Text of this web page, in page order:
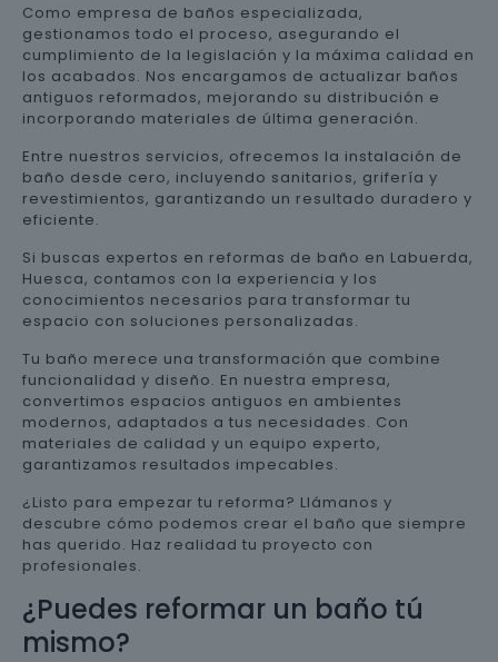
Como empresa de baños especializada,
gestionamos todo el proceso, asegurando el
cumplimiento de la legislación y la máxima calidad en
los acabados. Nos encargamos de actualizar baños
antiguos reformados, mejorando su distribución e
incorporando materiales de última generación.
Entre nuestros servicios, ofrecemos la instalación de
baño desde cero, incluyendo sanitarios, grifería y
revestimientos, garantizando un resultado duradero y
eficiente.
Si buscas expertos en reformas de baño en Labuerda,
Huesca, contamos con la experiencia y los
conocimientos necesarios para transformar tu
espacio con soluciones personalizadas.
Tu baño merece una transformación que combine
funcionalidad y diseño. En nuestra empresa,
convertimos espacios antiguos en ambientes
modernos, adaptados a tus necesidades. Con
materiales de calidad y un equipo experto,
garantizamos resultados impecables.
¿Listo para empezar tu reforma? Llámanos y
descubre cómo podemos crear el baño que siempre
has querido. Haz realidad tu proyecto con
profesionales.
¿Puedes reformar un baño tú
mismo?